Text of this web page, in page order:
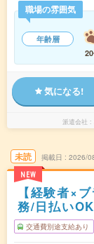
職場の雰囲気
年齢層
気になる!
派遣会社
未読
NEW
掲載日 2026/
【経験者×
務/日払いOK
交通費別途支給あり